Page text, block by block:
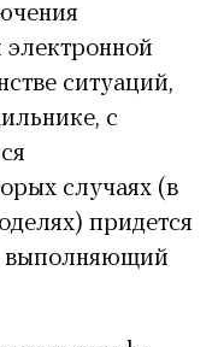
ситуаций,
с
случаях (в
придется
выполняющий